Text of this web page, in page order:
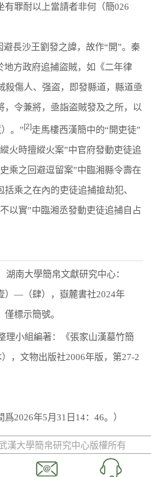
罪耐以上當請者非何（簡026
長沙王劉發之諱，故作“開”。秦
地方政府追捕盜賊，如《二年律
殺傷人、强盗，即發縣道，縣道亟
，令兼將，亟詣盗賊發及之所，以
。”[2]走馬樓西漢簡中的“開吏徒”
火時擅縱火案”中官府發動吏徒追
乘之回避逗留案”中臨湘縣令壽在
乘之在內的吏徒追捕搶劫犯、
以實”中臨湘丞發動吏徒追捕自占
南大學簡帛文獻研究中心：
）—（肆），嶽麓書社2024年
標示簡號。
理小組編著：《張家山漢墓竹簡
，文物出版社2006年版，第27-2
年5月31日14：46。）
漢大學簡帛研究中心版權所有